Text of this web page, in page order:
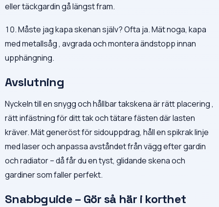
eller täckgardin gå längst fram.
10. Måste jag kapa skenan själv? Ofta ja. Mät noga, kapa
med metallsåg , avgrada och montera ändstopp innan
upphängning.
Avslutning
Nyckeln till en snygg och hållbar takskena är rätt placering ,
rätt infästning för ditt tak och tätare fästen där lasten
kräver. Mät generöst för sidouppdrag, håll en spikrak linje
med laser och anpassa avståndet från vägg efter gardin
och radiator – då får du en tyst, glidande skena och
gardiner som faller perfekt.
Snabbguide – Gör så här i korthet